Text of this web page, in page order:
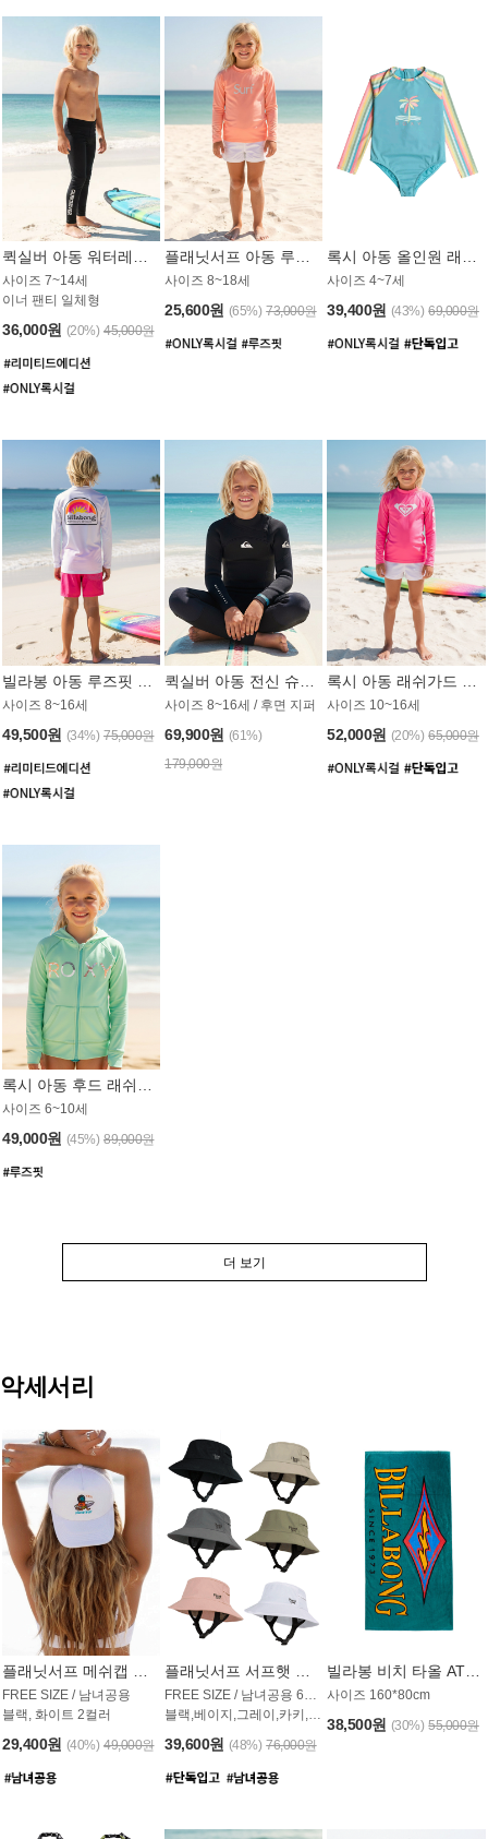
사이즈 7~14세
이너 팬티 일체형
36,000원 (20%) 45,000원
사이즈 8~18세
25,600원 (65%) 73,000원
사이즈 4~7세
39,400원 (43%) 69,000원
사이즈 8~16세
49,500원 (34%) 75,000원
사이즈 8~16세 / 후면 지퍼
69,900원 (61%)
179,000원
사이즈 10~16세
52,000원 (20%) 65,000원
록시 아동 후드 래쉬가드 GT764MRX
사이즈 6~10세
49,000원 (45%) 89,000원
더 보기
악세서리
FREE SIZE / 남녀공용
블랙, 화이트 2컬러
29,400원 (40%) 49,000원
블랙,베이지,그레이,카키,핑크,화이트
39,600원 (48%) 76,000원
사이즈 160*80cm
38,500원 (30%) 55,000원